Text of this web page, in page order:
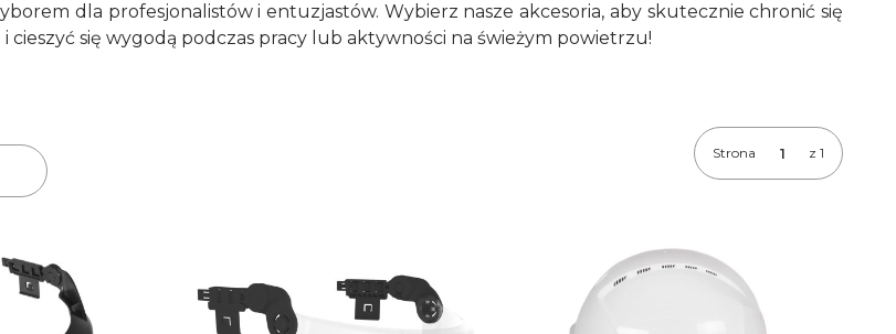
dla profesjonalistów i entuzjastów. Wybierz nasze akcesoria, aby skutecznie chronić się
cieszyć się wygodą podczas pracy lub aktywności na świeżym powietrzu!
Strona z 1